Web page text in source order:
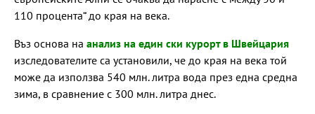
110 процента“ до края на века.
Въз основа на анализ на един ски курорт в Швейцария
изследователите са установили, че до края на века той
може да използва 540 млн. литра вода през една средна
зима, в сравнение с 300 млн. литра днес.